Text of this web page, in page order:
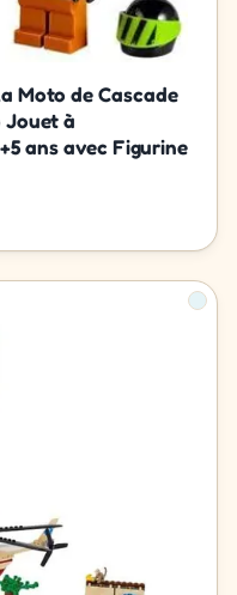
Moto de Cascade
Jouet à
ans avec Figurine